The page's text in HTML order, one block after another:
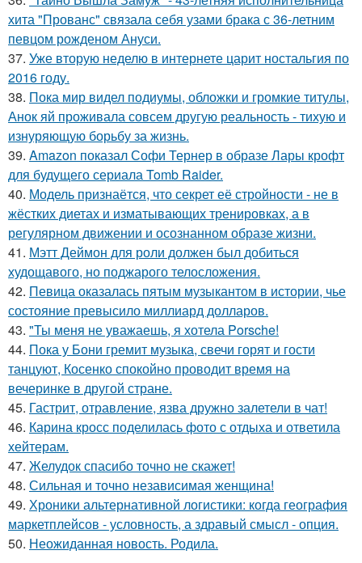
хита "Прованс" связала себя узами брака с 36-летним
певцом рожденом Ануси.
37. Уже вторую неделю в интернете царит ностальгия по
2016 году.
38. Пока мир видел подиумы, обложки и громкие титулы,
Анок яй проживала совсем другую реальность - тихую и
изнуряющую борьбу за жизнь.
39. Amazon показал Софи Тернер в образе Лары крофт
для будущего сериала Tomb Raider.
40. Модель признаётся, что секрет её стройности - не в
жёстких диетах и изматывающих тренировках, а в
регулярном движении и осознанном образе жизни.
41. Мэтт Деймон для роли должен был добиться
худощавого, но поджарого телосложения.
42. Певица оказалась пятым музыкантом в истории, чье
состояние превысило миллиард долларов.
43. "Ты меня не уважаешь, я хотела Porsche!
44. Пока у Бони гремит музыка, свечи горят и гости
танцуют, Косенко спокойно проводит время на
вечеринке в другой стране.
45. Гастрит, отравление, язва дружно залетели в чат!
46. Карина кросс поделилась фото с отдыха и ответила
хейтерам.
47. Желудок спасибо точно не скажет!
48. Сильная и точно независимая женщина!
49. Хроники альтернативной логистики: когда география
маркетплейсов - условность, а здравый смысл - опция.
50. Неожиданная новость. Родила.